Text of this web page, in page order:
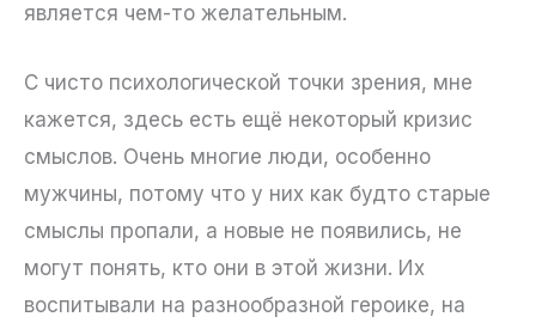
является чем-то желательным.
С чисто психологической точки зрения, мне
кажется, здесь есть ещё некоторый кризис
смыслов. Очень многие люди, особенно
мужчины, потому что у них как будто старые
смыслы пропали, а новые не появились, не
могут понять, кто они в этой жизни. Их
воспитывали на разнообразной героике, на